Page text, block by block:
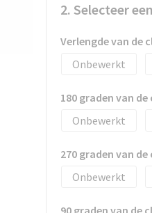
2. Selecteer
Verlengde van de
Onbewerkt
180 graden van
Onbewerkt
270 graden van
Onbewerkt